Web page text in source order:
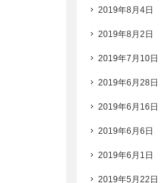
2019年8月4日
2019年8月2日
2019年7月10日
2019年6月28日
2019年6月16日
2019年6月6日
2019年6月1日
2019年5月22日